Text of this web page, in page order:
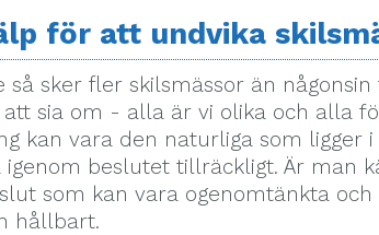
för att undvika
så sker fler skilsmässor än
sia om - alla är vi olika och alla
kan vara den naturliga som ligger
beslutet tillräckligt. Är man
som kan vara ogenomtänkta
hållbart.